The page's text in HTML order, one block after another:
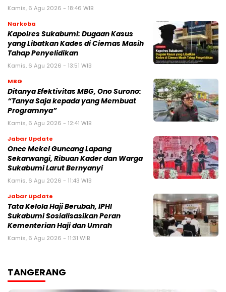
Kamis, 6 Agu 2026 - 18:46 WIB
Narkoba
Kapolres Sukabumi: Dugaan Kasus
yang Libatkan Kades di Ciemas Masih
Tahap Penyelidikan
Kamis, 6 Agu 2026 - 13:51 WIB
MBG
‎Ditanya Efektivitas MBG, Ono Surono:
“Tanya Saja kepada yang Membuat
Programnya”‎
Kamis, 6 Agu 2026 - 12:41 WIB
Jabar Update
Once Mekel Guncang Lapang
Sekarwangi, Ribuan Kader dan Warga
Sukabumi Larut Bernyanyi
Kamis, 6 Agu 2026 - 11:43 WIB
Jabar Update
Tata Kelola Haji Berubah, IPHI
Sukabumi Sosialisasikan Peran
Kementerian Haji dan Umrah
Kamis, 6 Agu 2026 - 11:31 WIB
TANGERANG